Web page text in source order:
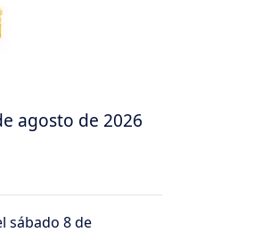
agosto de 2026
sábado 8 de